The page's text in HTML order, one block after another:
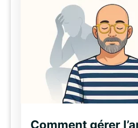
Comment gérer